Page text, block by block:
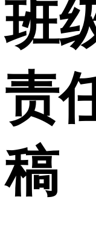
班
责
稿